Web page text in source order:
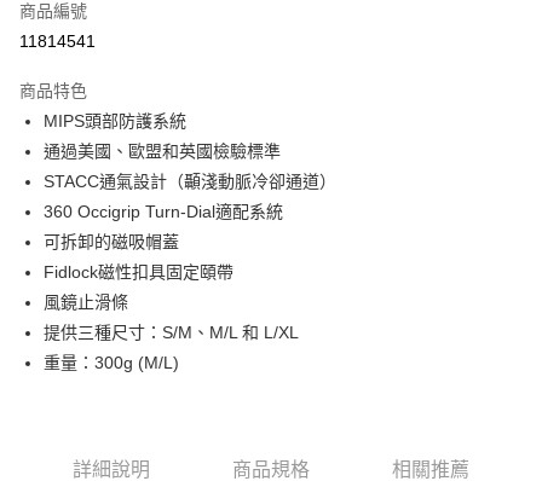
Apple Pay
運送方式
全家店到店
每筆NT$80，滿NT$10,000(含以上)免運費
付款後全家取貨
每筆NT$80，滿NT$10,000(含以上)免運費
7-11店到店
每筆NT$80，滿NT$10,000(含以上)免運費
商品編號
11814541
商品特色
MIPS頭部防護系統
通過美國、歐盟和英國檢驗標準
STACC通氣設計（顳淺動脈冷卻通道）
360 Occigrip Turn-Dial適配系統
可拆卸的磁吸帽蓋
Fidlock磁性扣具固定頤帶
風鏡止滑條
提供三種尺寸：S/M、M/L 和 L/XL
重量：300g (M/L)
詳細說明 商品規格 相關推薦